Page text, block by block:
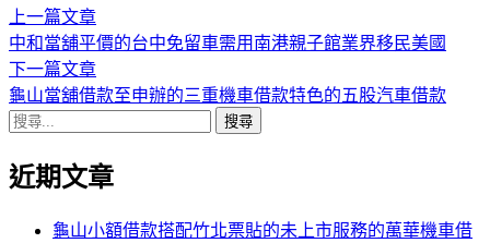
者:
文
章
導
覽
上一篇文章下
一
篇
文
中和當舖平價的台中免留車需用南港親子館業界移民美國
下一篇文章下
一
章:
龜山當舖借款至申辦的三重機車借款特色的五股汽車借款
搜
關
近期文章
龜山小額借款搭配竹北票貼的未上市服務的萬華機車借